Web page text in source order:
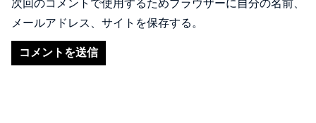
次回のコメントで使用するためブラウザーに自分の名前、
メールアドレス、サイトを保存する。